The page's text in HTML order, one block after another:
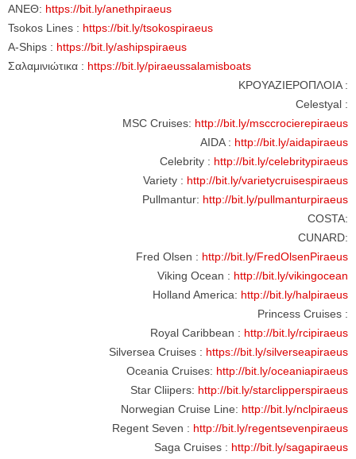
ΑΝΕΘ: https://bit.ly/anethpiraeus
Tsokos Lines : https://bit.ly/tsokospiraeus
A-Ships : https://bit.ly/ashipspiraeus
Σαλαμινιώτικα : https://bit.ly/piraeussalamisboats
ΚΡΟΥΑΖΙΕΡΟΠΛΟΙΑ :
Celestyal :
MSC Cruises: http://bit.ly/msccrocierepiraeus
AIDA : http://bit.ly/aidapiraeus
Celebrity : http://bit.ly/celebritypiraeus
Variety : http://bit.ly/varietycruisespiraeus
Pullmantur: http://bit.ly/pullmanturpiraeus
COSTA:
CUNARD:
Fred Olsen : http://bit.ly/FredOlsenPiraeus
Viking Ocean : http://bit.ly/vikingocean
Holland America: http://bit.ly/halpiraeus
Princess Cruises :
Royal Caribbean : http://bit.ly/rcipiraeus
Silversea Cruises : https://bit.ly/silverseapiraeus
Oceania Cruises: http://bit.ly/oceaniapiraeus
Star Cliipers: http://bit.ly/starclipperspiraeus
Norwegian Cruise Line: http://bit.ly/nclpiraeus
Regent Seven : http://bit.ly/regentsevenpiraeus
Saga Cruises : http://bit.ly/sagapiraeus